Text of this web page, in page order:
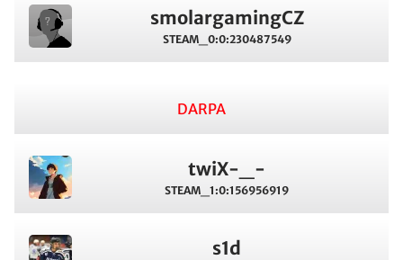
smolargamingCZ
STEAM_0:0:230487549
DARPA
twiX-_-
STEAM_1:0:156956919
s1d